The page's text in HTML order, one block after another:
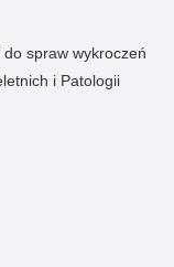
do spraw wykroczeń
i Patologii